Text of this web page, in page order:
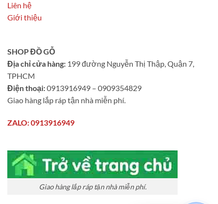
Liên hệ
Giới thiệu
SHOP ĐỒ GỖ
Địa chỉ cửa hàng: 199 đường Nguyễn Thị Thập, Quận 7,
TPHCM
Điện thoại:0913916949 – 0909354829
Giao hàng lắp ráp tận nhà miễn phí.
ZALO: 0913916949
Giao hàng lắp ráp tận nhà miễn phí.